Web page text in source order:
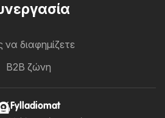
διαφημίζετε
B2B ζώνη
Fylladiomat